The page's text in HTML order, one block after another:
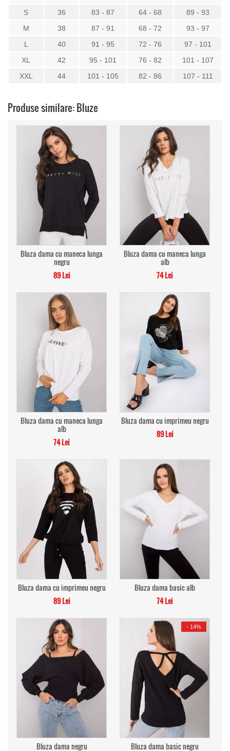
S
36 83 - 87 64 - 68
89 - 93
M
38 87 - 91 68 - 72
93 - 97
L
40 91 - 95 72 - 76
97 - 101
XL
42 95 - 101 76 - 82
101 - 107
XXL
44 101 - 105 82 - 86 107 - 111
Produse similare: Bluze
Bluza dama cu maneca lunga
negru
89 Lei
Bluza dama cu maneca lunga
alb
74 Lei
Bluza dama cu maneca lunga
alb
74 Lei
Bluza dama cu imprimeu negru
89 Lei
Bluza dama cu imprimeu negru
89 Lei
Bluza dama basic alb
74 Lei
Bluza dama negru
- 14%
Bluza dama basic negru